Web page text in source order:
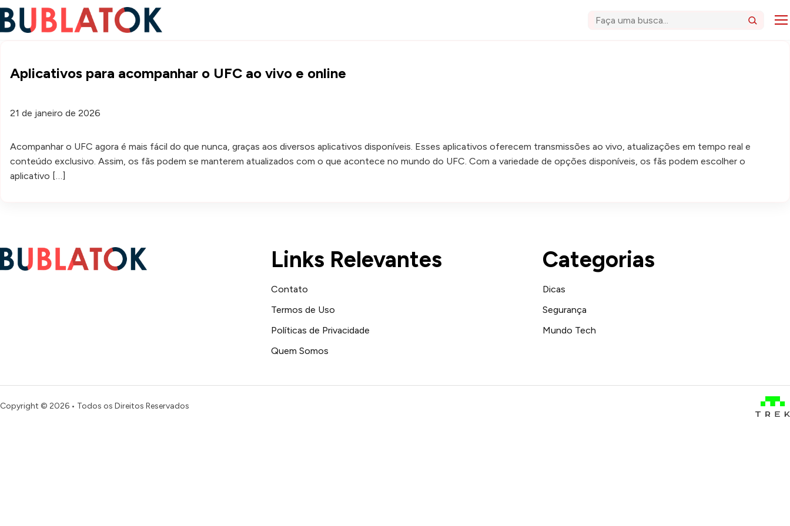
Buscar
Aplicativos para acompanhar o UFC ao vivo e online
21 de janeiro de 2026
Acompanhar o UFC agora é mais fácil do que nunca, graças aos diversos aplicativos disponíveis. Esses aplicativos oferecem transmissões ao vivo, atualizações em tempo real e
conteúdo exclusivo. Assim, os fãs podem se manterem atualizados com o que acontece no mundo do UFC. Com a variedade de opções disponíveis, os fãs podem escolher o
aplicativo […]
Links Relevantes
Contato
Termos de Uso
Políticas de Privacidade
Quem Somos
Categorias
Dicas
Segurança
Mundo Tech
Copyright © 2026 • Todos os Direitos Reservados